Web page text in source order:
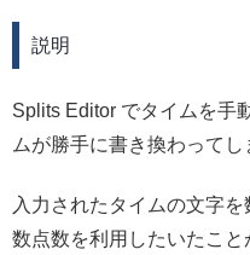
説明
Splits Editor でタイムを手
ムが勝手に書き換わってし
入力されたタイムの文字
数点数を利用したいたこと